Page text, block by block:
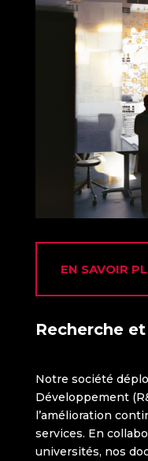
EN SAVOIR
Recherche
Notre société
Développement
l’amélioration
services. En
universités, nos